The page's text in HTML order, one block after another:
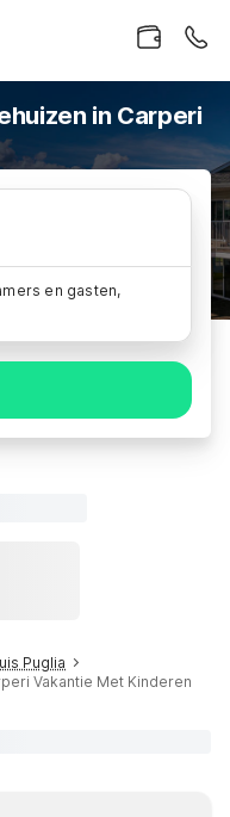
in Carperi
en gasten,
Puglia
Vakantie Met Kinderen